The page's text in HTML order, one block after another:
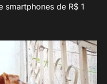
smartphones de R$ 1